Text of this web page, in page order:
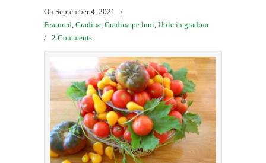
On September 4, 2021
/
Featured Gradina Gradina pe luni Utile in gradina
/ 2 Comments